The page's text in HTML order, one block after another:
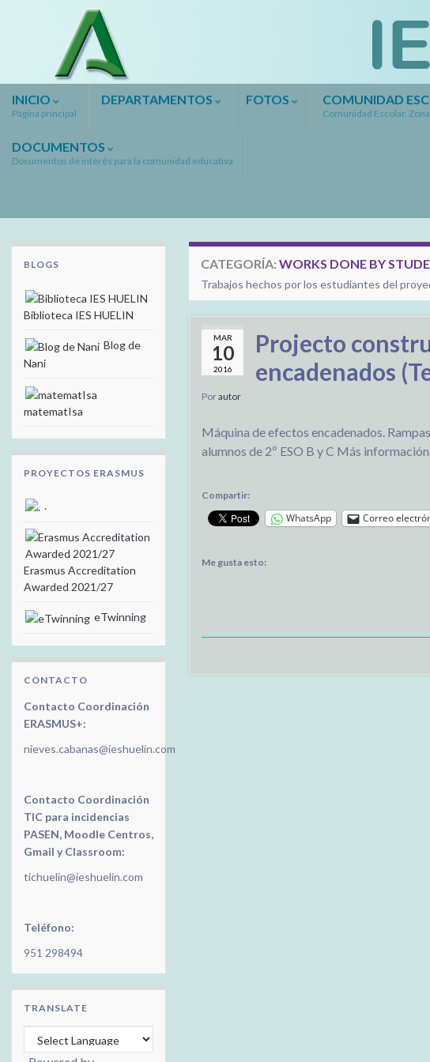
INICIO
Página principal
DEPARTAMENTOS FOTOS COMUNIDAD
Comunidad Escolar.
DOCUMENTOS
Documentos de interés para la comunidad educativa
CATEGORÍA: WORKS DONE BY
Trabajos hechos por los estudiantes del
MAR
10
2016
Projecto
encadenados
Porautor
Máquina de efectos encadenados.
alumnos de 2º ESO B y C Más
Compartir:
WhatsApp Correo
Me gusta esto:
BLOGS
Biblioteca IES HUELIN
Blog de
Nani
matematIsa
PROYECTOS ERASMUS
.
Erasmus Accreditation
Awarded 2021/27
eTwinning
CONTACTO
Contacto Coordinación
ERASMUS+:
nieves.cabanas@ieshuelin.com
Contacto Coordinación
TIC para incidencias
PASEN, Moodle Centros,
Gmail y Classroom:
tichuelin@ieshuelin.com
Teléfono:
951 298494
TRANSLATE